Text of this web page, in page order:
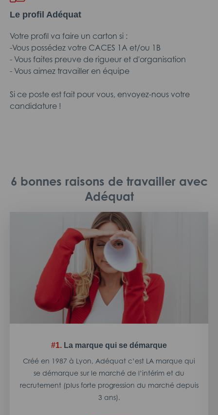
Le profil Adéquat
Votre profil va faire un carton si :
-Vous possédez votre CACES 1A et/ou 1B
- Vous faites preuve de rigueur et d'organisation
- Vous aimez travailler en équipe
Si ce poste est fait pour vous, envoyez-nous votre
candidature !
6 bonnes raisons de travailler avec
Adéquat
#1. La marque qui se démarque
Créé en 1987 à Lyon, Adéquat c’est LA marque qui
se démarque sur le marché de l’intérim et du
recrutement (plus forte progression du marché depuis
3 ans).